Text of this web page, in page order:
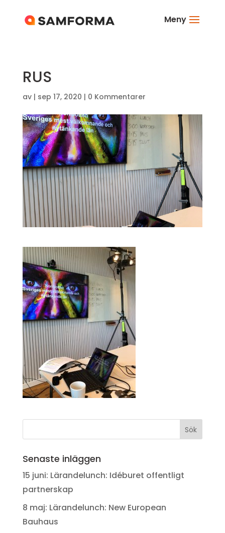
Meny
RUS
av | sep 17, 2020 | 0 Kommentarer
Senaste inläggen
15 juni: Lärandelunch: Idéburet offentligt
partnerskap
8 maj: Lärandelunch: New European
Bauhaus